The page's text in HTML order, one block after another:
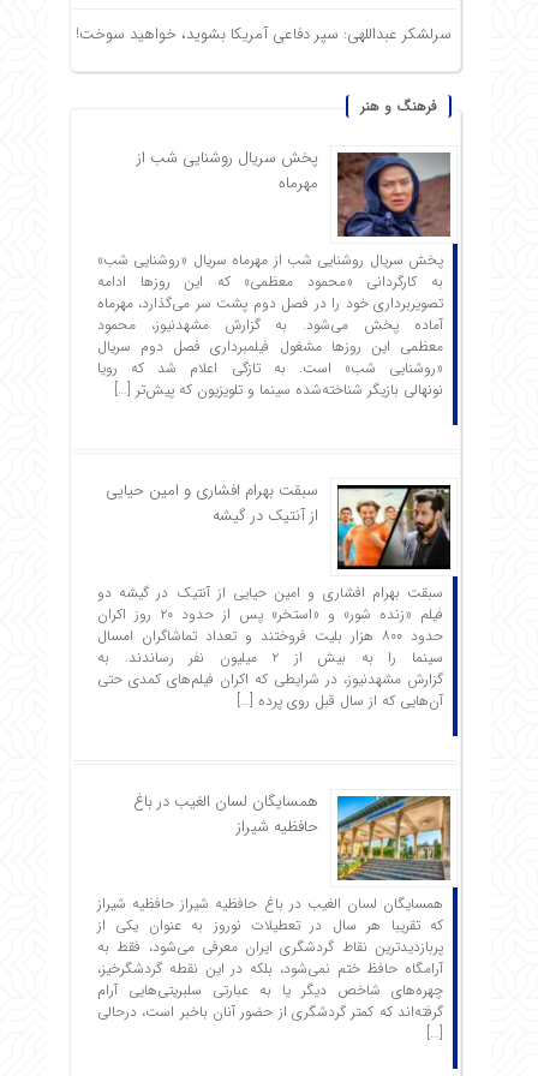
سرلشکر عبداللهی: سپر دفاعی آمریکا بشوید، خواهید سوخت!
فرهنگ و هنر
پخش سریال روشنایی شب از
مهرماه
پخش سریال روشنایی شب از مهرماه سریال «روشنایی شب»
به کارگردانی «محمود معظمی» که این روزها ادامه
تصویربرداری خود را در فصل دوم پشت سر می‌گذارد، مهرماه
آماده پخش می‌شود. به گزارش مشهدنیوز، محمود
معظمی این روزها مشغول فیلمبرداری فصل دوم سریال
«روشنایی شب» است. به تازگی اعلام شد که رویا
نونهالی بازیگر شناخته‌شده سینما و تلویزیون که پیش‌تر […]
سبقت بهرام افشاری و امین حیایی
از آنتیک در گیشه
سبقت بهرام افشاری و امین حیایی از آنتیک در گیشه دو
فیلم «زنده شور» و «استخر» پس از حدود ۲۰ روز اکران
حدود ۸۰۰ هزار بلیت فروختند و تعداد تماشاگران امسال
سینما را به بیش از ۲ میلیون نفر رساندند. به
گزارش مشهدنیوز، در شرایطی که اکران فیلم‌های کمدی حتی
آن‌هایی که از سال قبل روی پرده […]
همسایگان لسان الغیب در باغ
حافظیه شیراز
همسایگان لسان الغیب در باغ حافظیه شیراز حافظیه‌ شیراز
که تقریبا هر سال در تعطیلات نوروز به عنوان یکی از
پربازدیدترین نقاط گردشگری ایران معرفی می‌شود، فقط به
آرامگاه حافظ ختم نمی‌شود، بلکه در این نقطه گردشگرخیز،
چهره‌های شاخص دیگر یا به عبارتی سلبریتی‌هایی آرام
گرفته‌اند که کمتر گردشگری از حضور آنان باخبر است، درحالی
[…]